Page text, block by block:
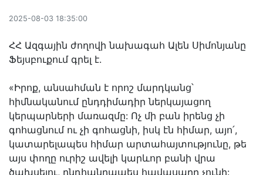
2025-08-03 18:35:00
ՀՀ Ազգային ժողովի նախագահ Ալեն Սիմոնյանը
Ֆեյսբուքում գրել է.
«Իրոք, անսահման է որոշ մարդկանց՝
հիմնականում ընդդիմադիր ներկայացող
կերպարների մառազմը: Ոչ մի բան իրենց չի
գոհացնում ու չի գոհացնի, իսկ էն հիմար, այո՛,
կատարելապես հիմար արտահայտությունը, թե
այս փողը ուրիշ ավելի կարևոր բանի վրա
ծախսելու, ընդհանրապես հավասարը չունի: